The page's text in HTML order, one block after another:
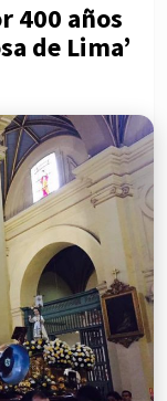
400 años
de Lima’